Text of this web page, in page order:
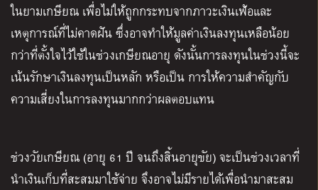
ในยามเกษียณ เพื่อไม่ให้ถูกกระทบจากภาวะเงินเฟ้อและ
เหตุการณ์ที่ไม่คาดฝัน ซึ่งอาจทำให้มูลค่าเงินลงทุนเหลือน้อย
กว่าที่ตั้งใจไว้ใช้ในช่วงเกษียณอายุ ดังนั้นการลงทุนในช่วงนี้จะ
เน้นรักษาเงินลงทุนเป็นหลัก หรือเป็น การให้ความสำคัญกับ
ความเสี่ยงในการลงทุนมากกว่าผลตอบแทน
ช่วงวัยเกษียณ (อายุ 61 ปี จนถึงสิ้นอายุขัย)จะเป็นช่วงเวลาที่
นำเงินเก็บที่สะสมมาใช้จ่าย จึงอาจไม่มีรายได้เพื่อนำมาสะสม